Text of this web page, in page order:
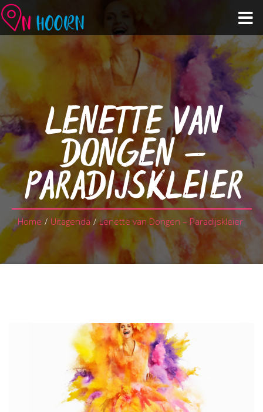
Agenda
Zien & Doen
Winkelen & Horeca
Over Hoorn
Plan je bezoek
LENETTE VAN
DONGEN –
PARADIJSKLEIER
Home / Uitagenda / Lenette van Dongen – Paradijskleier